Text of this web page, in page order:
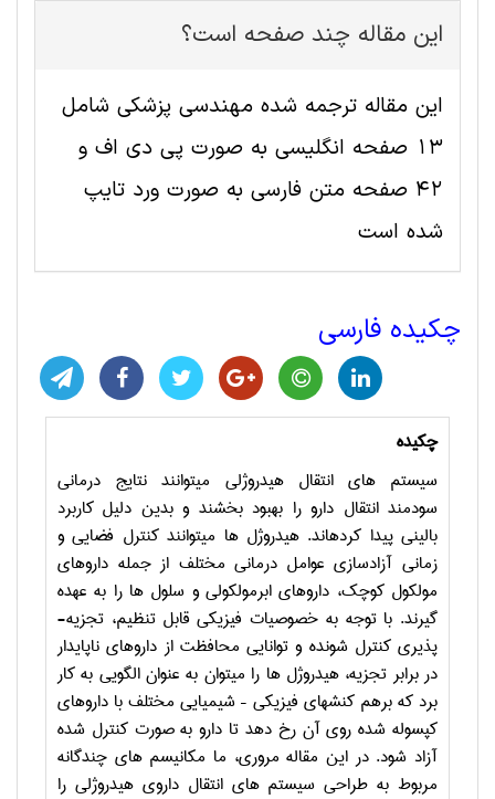
این مقاله چند صفحه است؟
این مقاله ترجمه شده مهندسی پزشکی شامل
13 صفحه انگلیسی به صورت پی دی اف و
42 صفحه متن فارسی به صورت ورد تایپ
شده است
چکیده فارسی
چکیده
سیستم ­های انتقال هیدروژلی می­توانند نتایج درمانی
سودمند انتقال دارو را بهبود بخشند و بدین دلیل کاربرد
بالینی پیدا کرده­اند. هیدروژل­ ها می­توانند کنترل فضایی و
زمانی آزادسازی عوامل درمانی مختلف از جمله داروهای
مولکول کوچک، داروهای ابرمولکولی و سلول­ ها را به عهده
گیرند. با توجه به خصوصیات فیزیکی قابل تنظیم، تجزیه­
پذیری کنترل­ شونده و توانایی محافظت از داروهای ناپایدار
در برابر تجزیه، هیدروژل­ ها را می­توان به عنوان الگویی به کار
برد که برهم­ کنش­های فیزیکی – شیمیایی مختلف با داروهای
کپسوله شده روی آن رخ دهد تا دارو به صورت کنترل شده
آزاد شود. در این مقاله مروری، ما مکانیسم ­های چندگانه
مربوط به طراحی سیستم ­های انتقال داروی هیدروژلی را